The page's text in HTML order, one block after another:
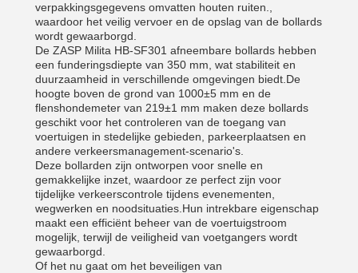
verpakkingsgegevens omvatten houten ruiten.,
waardoor het veilig vervoer en de opslag van de bollards
wordt gewaarborgd.
De ZASP Milita HB-SF301 afneembare bollards hebben
een funderingsdiepte van 350 mm, wat stabiliteit en
duurzaamheid in verschillende omgevingen biedt.De
hoogte boven de grond van 1000±5 mm en de
flenshondemeter van 219±1 mm maken deze bollards
geschikt voor het controleren van de toegang van
voertuigen in stedelijke gebieden, parkeerplaatsen en
andere verkeersmanagement-scenario's.
Deze bollarden zijn ontworpen voor snelle en
gemakkelijke inzet, waardoor ze perfect zijn voor
tijdelijke verkeerscontrole tijdens evenementen,
wegwerken en noodsituaties.Hun intrekbare eigenschap
maakt een efficiënt beheer van de voertuigstroom
mogelijk, terwijl de veiligheid van voetgangers wordt
gewaarborgd.
Of het nu gaat om het beveiligen van